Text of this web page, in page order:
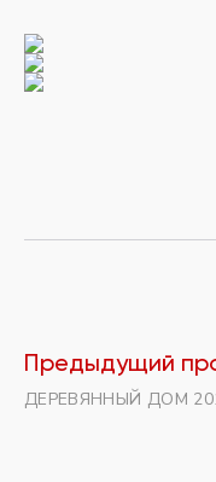
Предыдущий
ДЕРЕВЯННЫЙ ДОМ